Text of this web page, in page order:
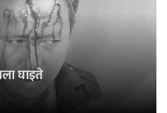
घाइते